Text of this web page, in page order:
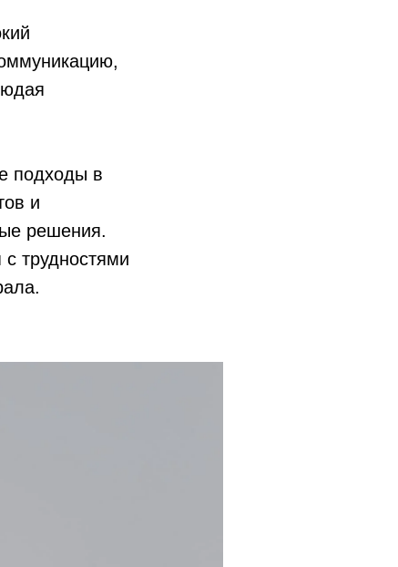
подходы в
и
решения.
трудностями